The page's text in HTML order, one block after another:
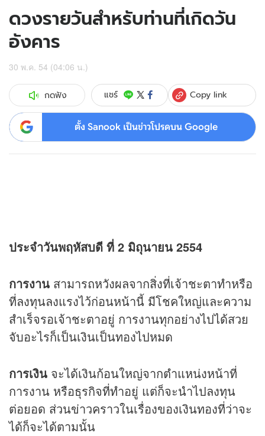
ดวงรายวันสำหรับท่านที่เกิดวัน
อังคาร
30 พ.ค. 54 (04:06 น.)
กดฟัง แชร์ Copy link
ตั้ง Sanook เป็นข่าวโปรดบน Google
ประจำวันพฤหัสบดี ที่ 2 มิถุนายน 2554
การงาน สามารถหวังผลจากสิ่งที่เจ้าชะตาทำหรือ
ที่ลงทุนลงแรงไว้ก่อนหน้านี้ มีโชคใหญ่และความ
สำเร็จรอเจ้าชะตาอยู่ การงานทุกอย่างไปได้สวย
จับอะไรก็เป็นเงินเป็นทองไปหมด
การเงิน จะได้เงินก้อนใหญ่จากตำแหน่งหน้าที่
การงาน หรือธุรกิจที่ทำอยู่ แต่ก็จะนำไปลงทุน
ต่อยอด ส่วนข่าวคราวในเรื่องของเงินทองที่ว่าจะ
ได้ก็จะได้ตามนั้น